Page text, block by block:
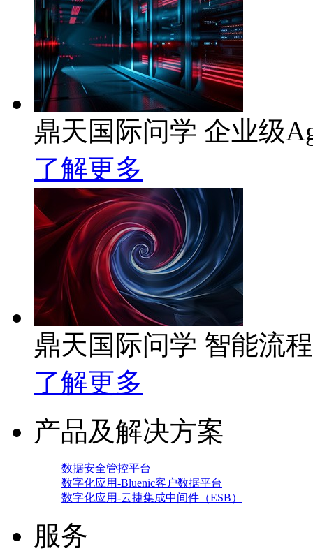
鼎天国际问学 企业级
了解更多
鼎天国际问学 智能流
了解更多
产品及解决方案
数据安全管控平台
数字化应用-Bluenic客户数据平台
数字化应用-云捷集成中间件（ESB）
服务